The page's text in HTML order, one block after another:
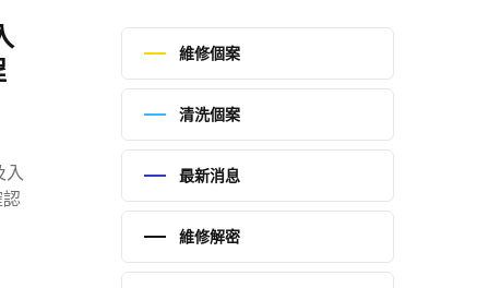
入
認
維修個案
清洗個案
最新消息
維修解密